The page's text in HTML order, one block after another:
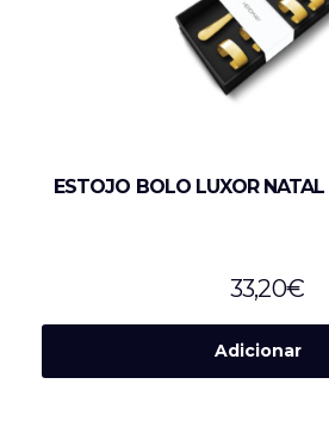
ESTOJO BOLO LUXOR NATAL
33,20€
Adicionar